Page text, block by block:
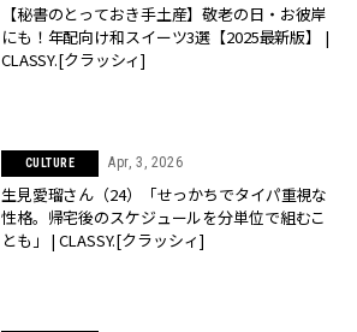
【秘書のとっておき手土産】敬老の日・お彼岸
にも！年配向け和スイーツ3選【2025最新版】 |
CLASSY.[クラッシィ]
CULTURE Apr, 3, 2026
生見愛瑠さん（24）「せっかちでタイパ重視な
性格。帰宅後のスケジュールを分単位で組むこ
とも」 | CLASSY.[クラッシィ]